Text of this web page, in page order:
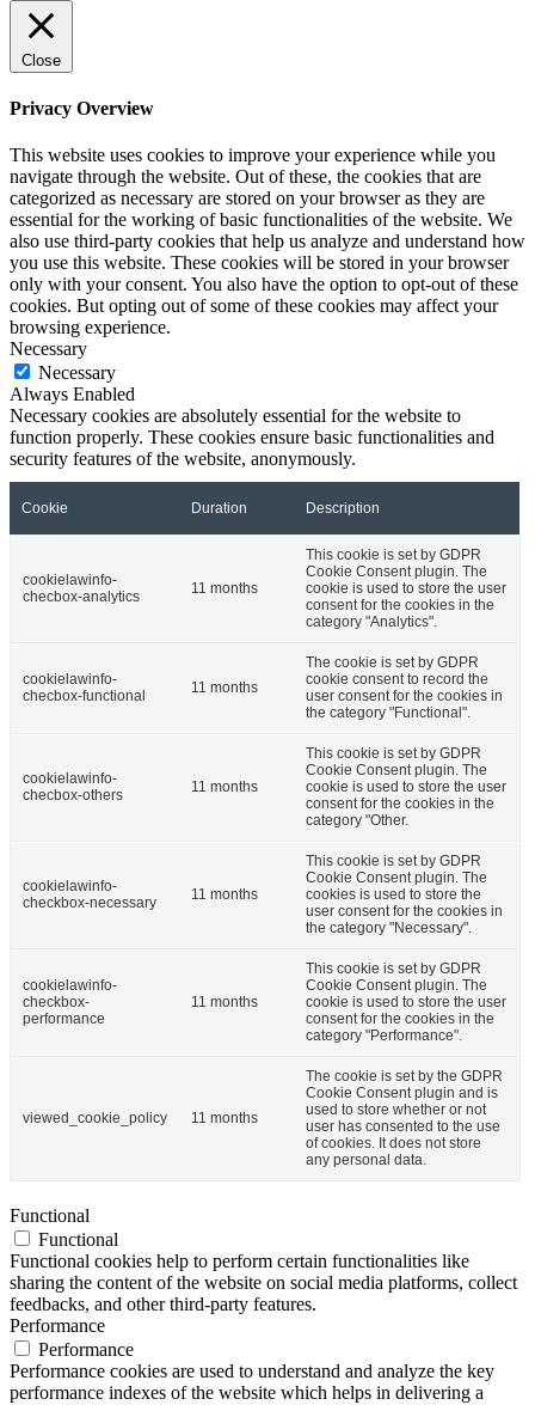
Close
Privacy Overview
This website uses cookies to improve your experience while you
navigate through the website. Out of these, the cookies that are
categorized as necessary are stored on your browser as they are
essential for the working of basic functionalities of the website. We
also use third-party cookies that help us analyze and understand how
you use this website. These cookies will be stored in your browser
only with your consent. You also have the option to opt-out of these
cookies. But opting out of some of these cookies may affect your
browsing experience.
Necessary
Necessary
Always Enabled
Necessary cookies are absolutely essential for the website to
function properly. These cookies ensure basic functionalities and
security features of the website, anonymously.
Cookie Duration Description
cookielawinfo-
checbox-analytics
11 months
This cookie is set by GDPR
Cookie Consent plugin. The
cookie is used to store the user
consent for the cookies in the
category "Analytics".
cookielawinfo-
checbox-functional
11 months
The cookie is set by GDPR
cookie consent to record the
user consent for the cookies in
the category "Functional".
cookielawinfo-
checbox-others
11 months
This cookie is set by GDPR
Cookie Consent plugin. The
cookie is used to store the user
consent for the cookies in the
category "Other.
cookielawinfo-
checkbox-necessary
11 months
This cookie is set by GDPR
Cookie Consent plugin. The
cookies is used to store the
user consent for the cookies in
the category "Necessary".
cookielawinfo-
checkbox-
performance
11 months
This cookie is set by GDPR
Cookie Consent plugin. The
cookie is used to store the user
consent for the cookies in the
category "Performance".
viewed_cookie_policy 11 months
The cookie is set by the GDPR
Cookie Consent plugin and is
used to store whether or not
user has consented to the use
of cookies. It does not store
any personal data.
Functional
Functional
Functional cookies help to perform certain functionalities like
sharing the content of the website on social media platforms, collect
feedbacks, and other third-party features.
Performance
Performance
Performance cookies are used to understand and analyze the key
performance indexes of the website which helps in delivering a